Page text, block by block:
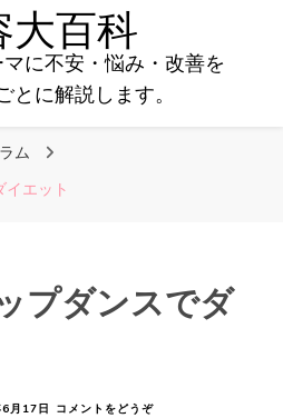
大百科
に不安・悩み・改善を
とに解説します。
ム
エット
プダンスでダ
月17日 コメントをどうぞ(ハ